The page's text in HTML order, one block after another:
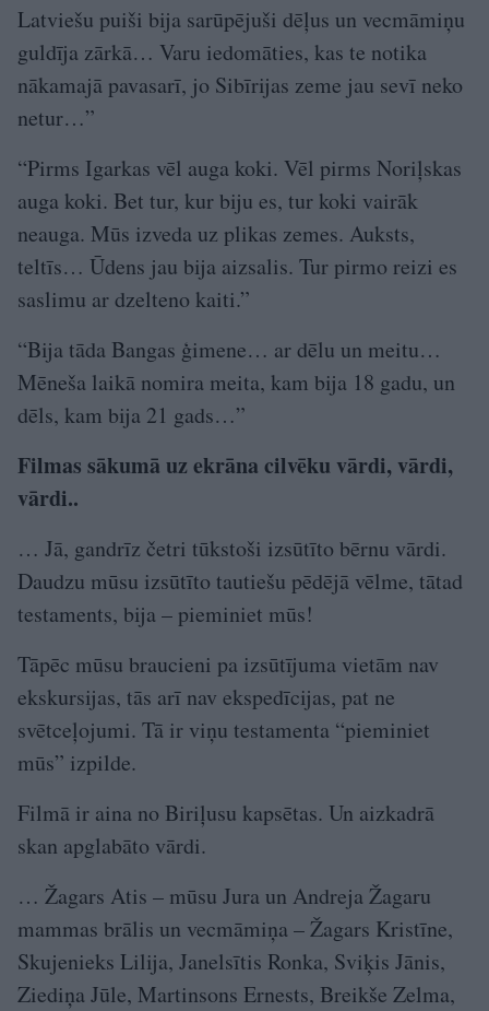
Latviešu puiši bija sarūpējuši dēļus un vecmāmiņu
guldīja zārkā… Varu iedomāties, kas te notika
nākamajā pavasarī, jo Sibīrijas zeme jau sevī neko
netur…”
“Pirms Igarkas vēl auga koki. Vēl pirms Noriļskas
auga koki. Bet tur, kur biju es, tur koki vairāk
neauga. Mūs izveda uz plikas zemes. Auksts,
teltīs… Ūdens jau bija aizsalis. Tur pirmo reizi es
saslimu ar dzelteno kaiti.”
“Bija tāda Bangas ģimene… ar dēlu un meitu…
Mēneša laikā nomira meita, kam bija 18 gadu, un
dēls, kam bija 21 gads…”
Filmas sākumā uz ekrāna cilvēku vārdi, vārdi,
vārdi..
… Jā, gandrīz četri tūkstoši izsūtīto bērnu vārdi.
Daudzu mūsu izsūtīto tautiešu pēdējā vēlme, tātad
testaments, bija – pieminiet mūs!
Tāpēc mūsu braucieni pa izsūtījuma vietām nav
ekskursijas, tās arī nav eks­pedīcijas, pat ne
svētceļojumi. Tā ir viņu testamenta “pieminiet
mūs” izpilde.
Filmā ir aina no Biriļusu kapsētas. Un aizkadrā
skan apglabāto vārdi.
… Žagars Atis – mūsu Jura un Andreja Žagaru
mammas brālis un vecmāmiņa – Žagars Kristīne,
Skujenieks Lilija, Janelsītis Ronka, Sviķis Jānis,
Ziediņa Jūle, Martinsons Ernests, Breikše Zelma,